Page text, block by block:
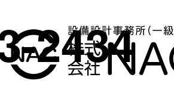
2434